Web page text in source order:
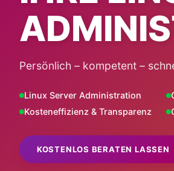
Persönlich – kompetent –
Linux Server Administration
Kosteneffizienz & Transparenz
KOSTENLOS BERATEN LASSEN